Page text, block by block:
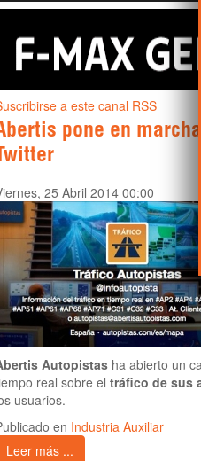
a este canal RSS
pone en
25 Abril 2014 00:00
Autopistas ha abierto un
real sobre el tráfico de sus
usuarios.
en Industria Auxiliar
Leer más ...